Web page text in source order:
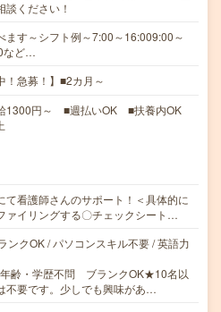
ください！
す～シフト例～7:00～16:009:00～
など…
！急募！】■2カ月～
1300円～ ■週払いOK ■扶養内OK
看護師さんのサポート！＜具体的に
ァイリングする〇チェックシート…
ンクOK / パソコンスキル不要 / 英語力
齢・学歴不問 ブランクOK★10名以
不要です。少しでも興味があ…